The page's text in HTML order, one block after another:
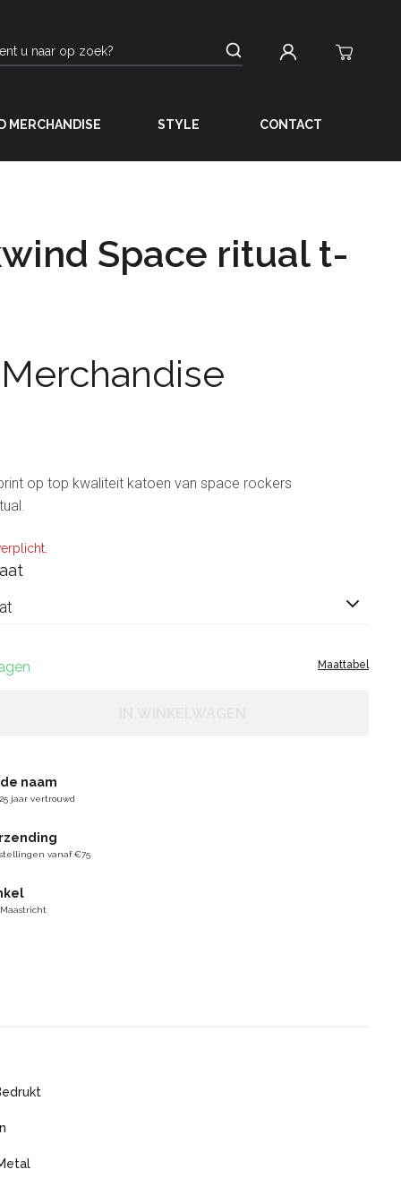
MERCHANDISE STYLE CONTACT
Space ritual t-
op top kwaliteit katoen van space rockers
Maattabel
naam
jaar vertrouwd
vanaf €75